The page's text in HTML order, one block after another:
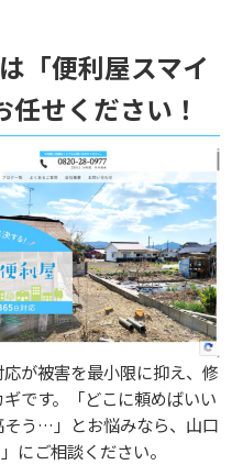
「便利屋スマイ
せください！
が被害を最小限に抑え、修
です。「どこに頼めばいい
う…」とお悩みなら、山口
にご相談ください。